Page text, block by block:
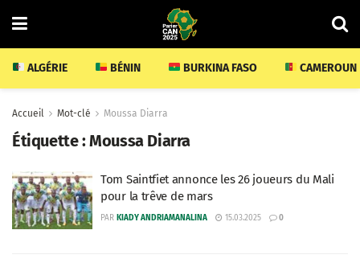
ALGÉRIE BÉNIN BURKINA FASO CAMEROUN
Accueil Mot-clé Moussa Diarra
Étiquette :Moussa Diarra
Tom Saintfiet annonce les 26 joueurs du Mali
pour la trêve de mars
PAR KIADY ANDRIAMANALINA 15.03.2025 0